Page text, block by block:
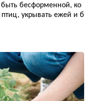
бесформенной, ко
укрывать ежей и б